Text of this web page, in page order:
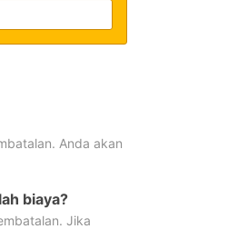
Anda akan
biaya?
Jika